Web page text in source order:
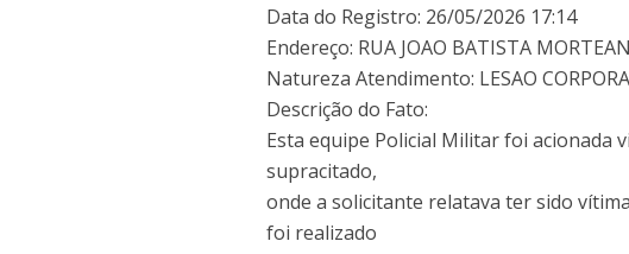
k p k
Data do Registro: 26/05/2026 17:14
Endereço: RUA JOAO BATISTA
Natureza Atendimento: LESAO
Descrição do Fato:
Esta equipe Policial Militar foi acionada
supracitado,
onde a solicitante relatava ter sido
foi realizado